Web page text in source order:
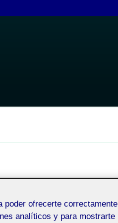
poder ofrecerte correctamente
analíticos y para mostrarte